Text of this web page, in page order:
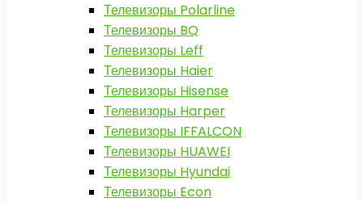
Телевизоры Polarline
Телевизоры BQ
Телевизоры Leff
Телевизоры Haier
Телевизоры Hisense
Телевизоры Harper
Телевизоры IFFALCON
Телевизоры HUAWEI
Телевизоры Hyundai
Телевизоры Econ